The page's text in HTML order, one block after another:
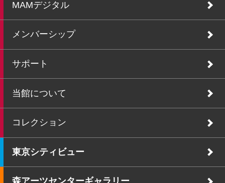
MAMデジタル
メンバーシップ
サポート
当館について
コレクション
東京シティビュー